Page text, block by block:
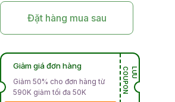
Đặt hàng mua sau
Giảm giá đơn hàng
Giảm 50% cho đơn hàng từ
590K giảm tối đa 50K
L
Ư
U
C
O
U
P
O
N